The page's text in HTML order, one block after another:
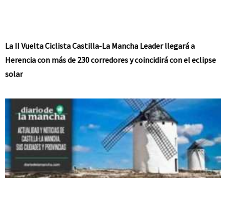
La II Vuelta Ciclista Castilla-La Mancha Leader llegará a
Herencia con más de 230 corredores y coincidirá con el eclipse
solar